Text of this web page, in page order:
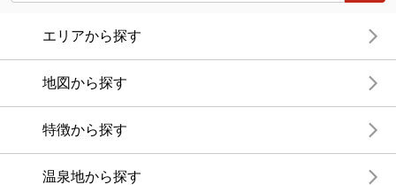
エリアから探す
地図から探す
特徴から探す
温泉地から探す